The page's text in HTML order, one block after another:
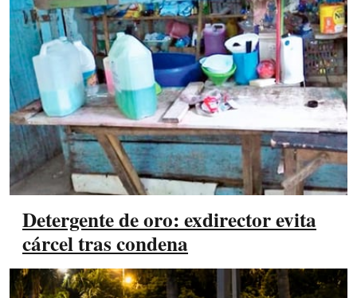
Detergente de oro: exdirector evita
cárcel tras condena